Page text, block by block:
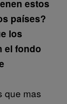
estos
países?
los
el fondo
que mas